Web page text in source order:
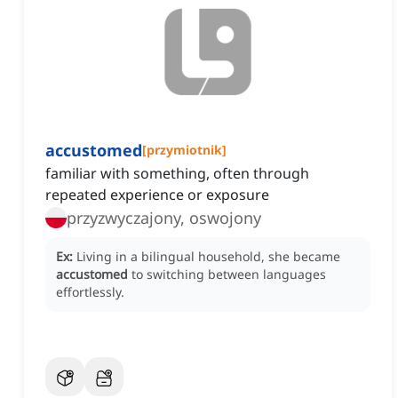
accustomed[przymiotnik]
familiar with something, often through
repeated experience or exposure
przyzwyczajony, oswojony
Ex: Living in a bilingual household, she became
accustomed to switching between languages
effortlessly.